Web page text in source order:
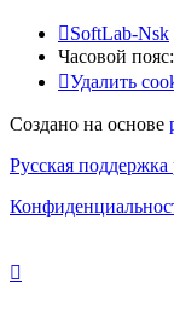
SoftLab-Nsk
Часовой пояс:
Удалить
Создано на основе
Русская